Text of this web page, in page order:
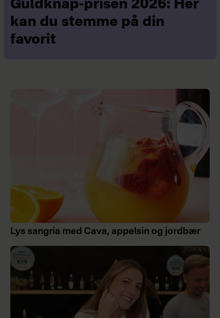
Guldknap-prisen 2026: Her
kan du stemme på din
favorit
Lys sangria med Cava, appelsin og jordbær